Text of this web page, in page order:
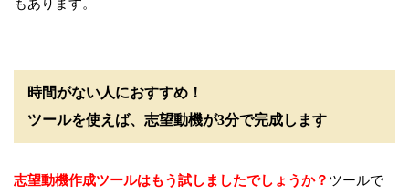
時間がない人におすすめ！
ツールを使えば、志望動機が3分で完成します
志望動機作成ツールはもう試しましたでしょうか？ ツールで